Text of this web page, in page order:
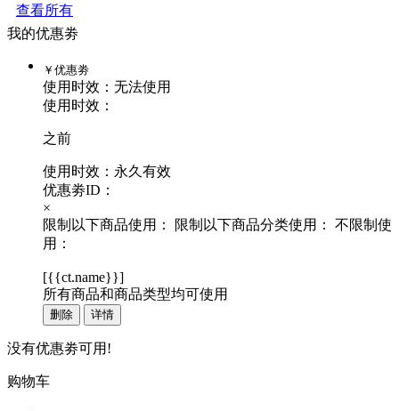
查看所有
我的优惠劵
￥ 优惠劵
使用时效： 无法使用
使用时效：
之前
使用时效：永久有效
优惠劵ID：
×
限制以下商品使用：
限制以下商品分类使用：
不限制使
用：
[{{ct.name}}]
所有商品和商品类型均可使用
删除 详情
没有优惠劵可用!
购物车